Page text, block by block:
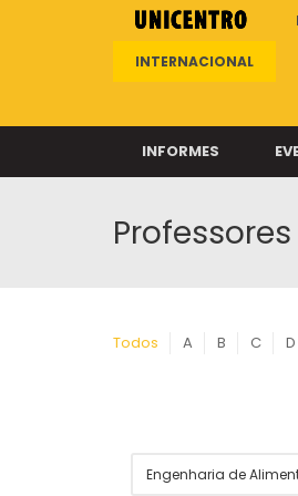
INTERNACIONAL
INFORMES
Professores
Todos A B C D
Engenharia de